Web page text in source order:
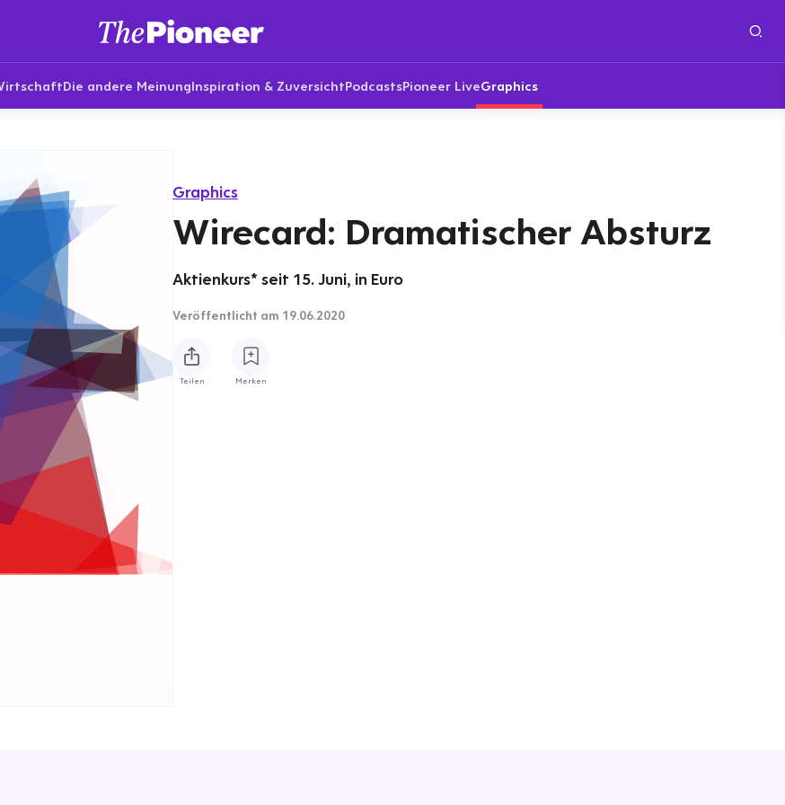
Die andere MeinungInspiration & ZuversichtPodcastsPioneer LiveGraphics
Graphics
Wirecard: Dramatischer Absturz
Aktienkurs* seit 15. Juni, in Euro
Veröffentlicht am 19.06.2020
Teilen Merken